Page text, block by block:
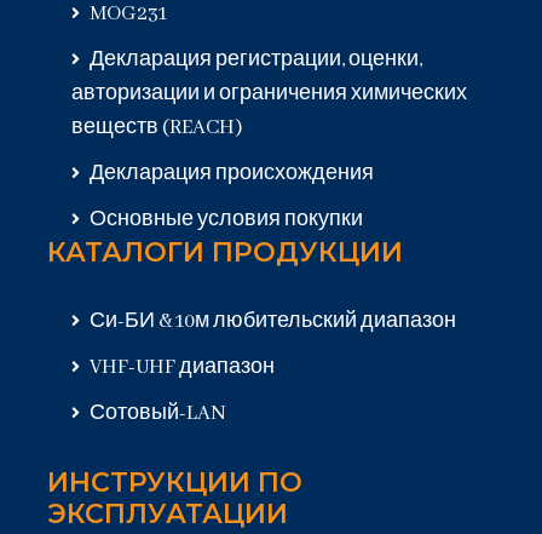
MOG231
Декларация регистрации, оценки,
авторизации и ограничения химических
веществ (REACH)
Декларация происхождения
Основные условия покупки
КАТАЛОГИ ПРОДУКЦИИ
Си-БИ & 10м любительский диапазон
VHF-UHF диапазон
Сотовый-LAN
ИНСТРУКЦИИ ПО
ЭКСПЛУАТАЦИИ